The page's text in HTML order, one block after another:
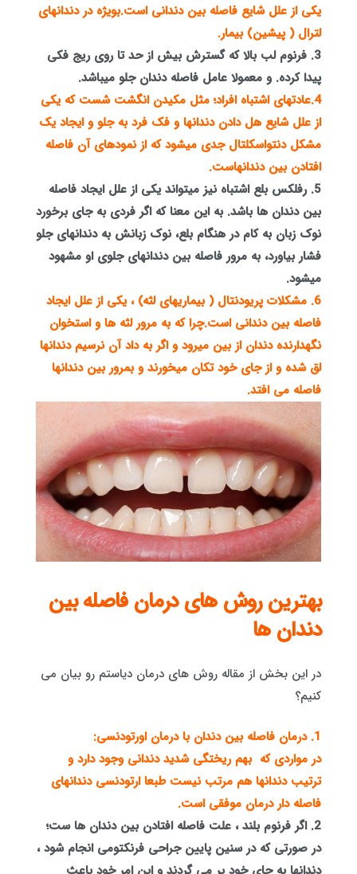
یکی از علل شایع فاصله بین دندانی است.بویژه در دندانهای
لترال ( پیشین) بیمار.
3. فرنوم لب بالا که گسترش بیش از حد تا روی ریج فکی
پیدا کرده. و معمولا عامل فاصله دندان جلو میباشد.
4.عادتهای اشتباه افراد؛ مثل مکیدن انگشت شست که یکی
از علل شایع هل دادن دندانها و فک فرد به جلو و ایجاد یک
مشکل دنتواسکلتال جدی میشود که از نمودهای آن فاصله
افتادن بین دندانهاست.
5. رفلکس بلع اشتباه نیز میتواند یکی از علل ایجاد فاصله
بین دندان ها باشد. به این معنا که اگر فردی به جای برخورد
نوک زبان به کام در هنگام بلع، نوک زبانش به دندانهای جلو
فشار بیاورد، به مرور فاصله بین دندانهای جلوی او مشهود
میشود.
6. مشکلات پریودنتال ( بیماریهای لثه) ، یکی از علل ایجاد
فاصله بین دندانی است.چرا که به مرور لثه ها و استخوان
نگهدارنده دندان از بین میرود و اگر به داد آن نرسیم دندانها
لق شده و از جای خود تکان میخورند و بمرور بین دندانها
فاصله می افتد.
بهترین روش های درمان فاصله بین
دندان ها
در این بخش از مقاله روش های درمان دیاستم رو بیان می
کنیم؟
1. درمان فاصله بین دندان با درمان اورتودنسی:
در مواردی که بهم ریختگی شدید دندانی وجود دارد و
ترتیب دندانها هم مرتب نیست طبعا ارتودنسی دندانهای
فاصله دار درمان موفقی است.
2. اگر فرنوم بلند ، علت فاصله افتادن بین دندان ها ست؛
در صورتی که در سنین پایین جراحی فرنکتومی انجام شود ،